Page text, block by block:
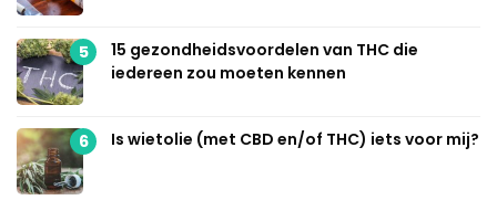
5
15 gezondheidsvoordelen van THC die
iedereen zou moeten kennen
6 Is wietolie (met CBD en/of THC) iets voor mij?